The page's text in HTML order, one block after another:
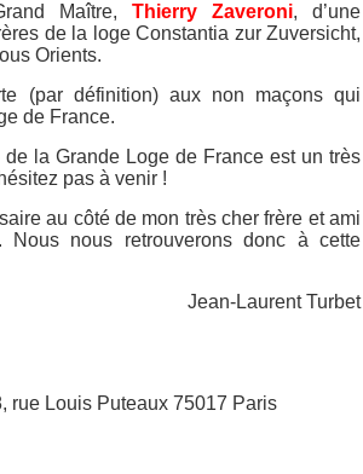
Maître, Thierry Zaveroni, d’une
de la loge Constantia zur Zuversicht,
Orients.
(par définition) aux non maçons qui
de France.
la Grande Loge de France est un très
pas à venir !
au côté de mon très cher frère et ami
nous retrouverons donc à cette
Jean-Laurent Turbet
rue Louis Puteaux 75017 Paris